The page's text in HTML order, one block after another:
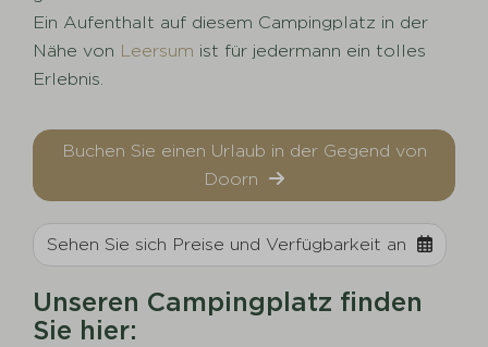
Ein Aufenthalt auf diesem Campingplatz in der
Nähe von Leersum ist für jedermann ein tolles
Erlebnis.
Buchen Sie einen Urlaub in der Gegend von
Doorn
Sehen Sie sich Preise und Verfügbarkeit an
Unseren Campingplatz finden
Sie hier: